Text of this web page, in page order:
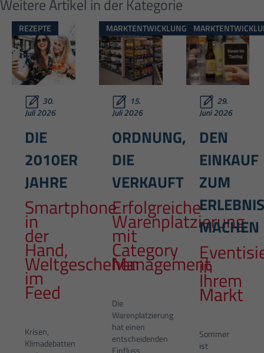
Weitere Artikel in der Kategorie
REZEPTE
30.
Juli 2026
DIE
2010ER
JAHRE
Smartphone
in
der
Hand,
Weltgeschehen
im
Feed
Krisen,
Klimadebatten
MARKTENTWICKLUNG
15.
Juli 2026
ORDNUNG,
DIE
VERKAUFT
Erfolgreiche
Warenplatzierung
mit
Category
Management
Die
Warenplatzierung
hat einen
entscheidenden
Einfluss
29.
Juni 2026
DEN
EINKAUF
ZUM
ERLEBNIS
MACHEN
in
Ihrem
Markt
Sommer
ist